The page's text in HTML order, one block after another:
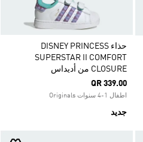
حذاء DISNEY PRINCESS
SUPERSTAR II COMFORT
CLOSURE من أديداس
QR 339.00
اطفال 1-4 سنوات Originals
جديد